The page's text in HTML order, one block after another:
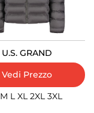
U.S. GRAND
Vedi Prezzo
M L XL 2XL 3XL